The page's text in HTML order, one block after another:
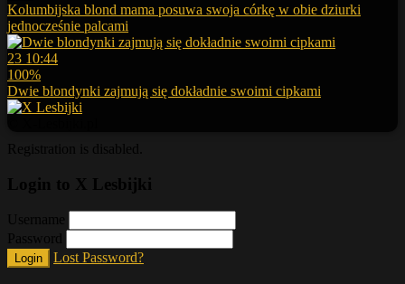
Kolumbijska blond mama posuwa swoja córkę w obie dziurki
jednocześnie palcami
23 10:44
100%
Dwie blondynki zajmują się dokładnie swoimi cipkami
Registration is disabled.
Login to X Lesbijki
Username
Password
Login Lost Password?